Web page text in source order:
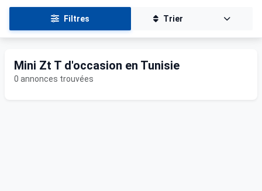
Filtres Trier
Mini Zt T d'occasion en Tunisie
0 annonces trouvées